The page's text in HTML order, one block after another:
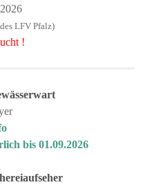
LFV Pfalz)
!
bis 01.09.2026